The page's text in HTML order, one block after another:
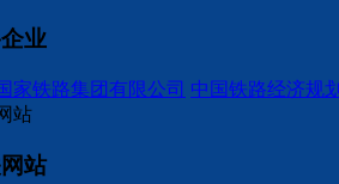
业
家铁路集团有限公司 中国铁路经济规
站
站